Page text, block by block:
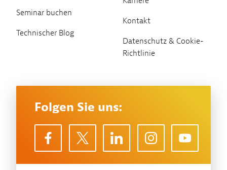
Seminar buchen
Technischer Blog
Kontakt
Datenschutz & Cookie-
Richtlinie
Folgen Sie uns: